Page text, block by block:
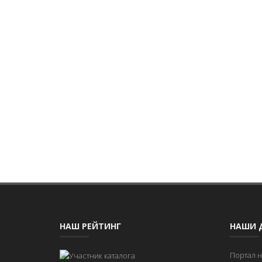
НАШ РЕЙТИНГ НАШИ
Портал